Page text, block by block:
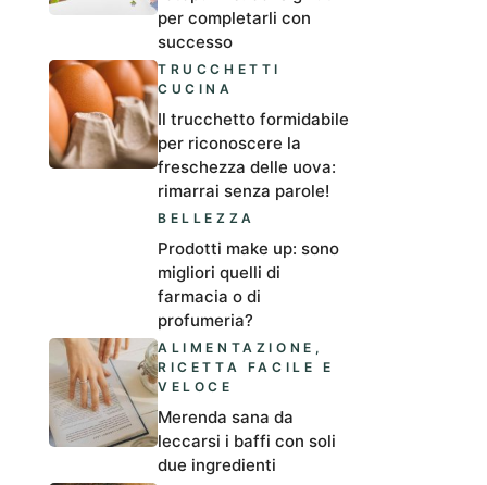
per completarli con
successo
TRUCCHETTI
CUCINA
Il trucchetto formidabile
per riconoscere la
freschezza delle uova:
rimarrai senza parole!
BELLEZZA
Prodotti make up: sono
migliori quelli di
farmacia o di
profumeria?
ALIMENTAZIONE ,
RICETTA FACILE E
VELOCE
Merenda sana da
leccarsi i baffi con soli
due ingredienti